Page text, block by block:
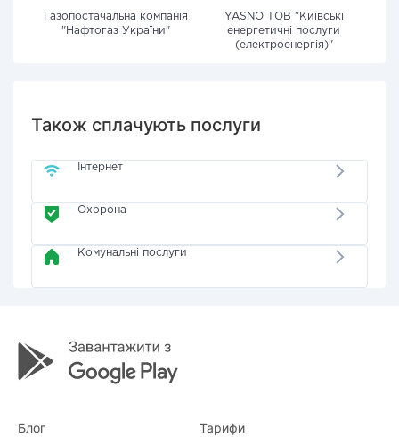
Газопостачальна компанія
"Нафтогаз України"
YASNO ТОВ "Київські
енергетичні послуги
(електроенергія)"
Також сплачують послуги
Інтернет
Охорона
Комунальні послуги
Блог Тарифи